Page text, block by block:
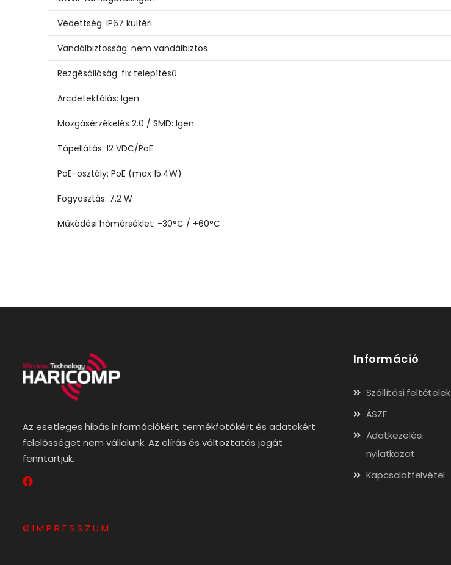
Védettség: IP67 kültéri
Vandálbiztosság: nem vandálbiztos
Rezgésállóság: fix telepítésű
Arcdetektálás: Igen
Mozgásérzékelés 2.0 / SMD: Igen
Tápellátás: 12 VDC/PoE
PoE-osztály: PoE (max 15.4W)
Fogyasztás: 7.2 W
Működési hőmérséklet: -30°C / +60°C
Az esetleges hibás információkért, termékfotókért és adatokért
felelősséget nem vállalunk. Az elírás és változtatás jogát
fenntartjuk.
© I M P R E S S Z U M
Információ
Szállítási feltételek
ÁSZF
Adatkezelési
nyilatkozat
Kapcsolatfelvétel